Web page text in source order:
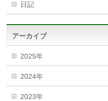
日記
アーカイブ
2025年
2024年
2023年